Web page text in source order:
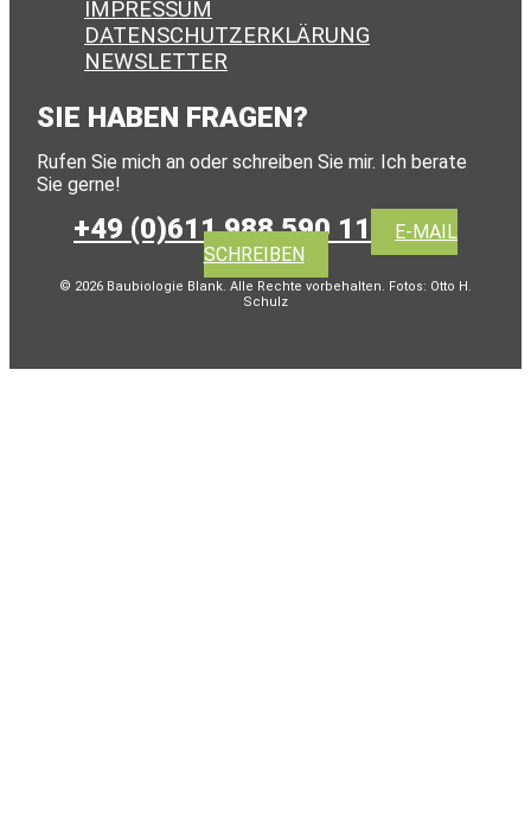
IMPRESSUM
DA­TEN­SCHUTZ­ER­KLÄ­RUNG
NEWSLETTER
SIE HABEN FRAGEN?
Rufen Sie mich an oder schreiben Sie mir. Ich berate
Sie gerne!
+49 (0)611 988 590 11
E-MAIL
SCHREIBEN
© 2026 Baubiologie Blank. Alle Rechte vorbehalten. Fotos: Otto H.
Schulz